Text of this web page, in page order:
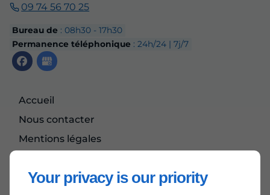
Your privacy is our priority
09 74 56 70 25
Bureau de : 08h30 - 17h30
Permanence téléphonique : 24h/24 | 7j/7
Accueil
Nous contacter
Mentions légales